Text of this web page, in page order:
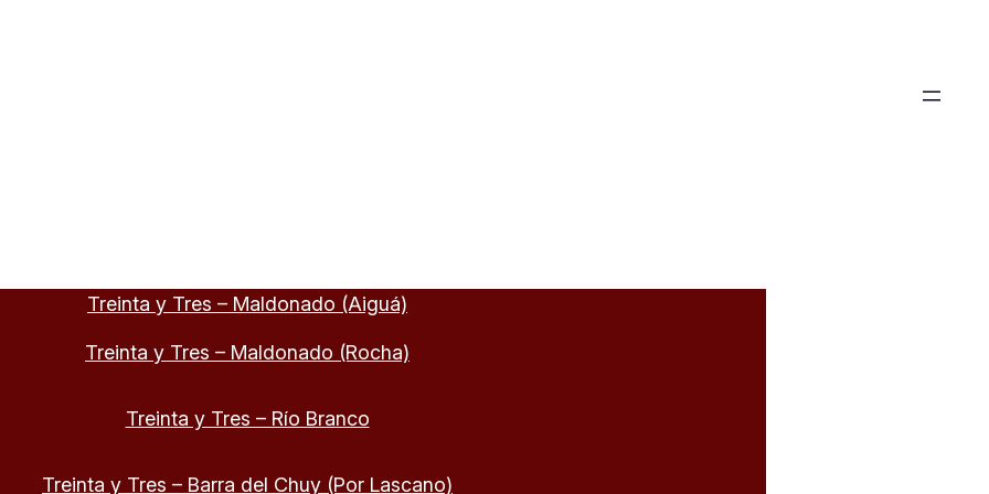
Treinta y Tres – Maldonado (Aiguá)
Treinta y Tres – Maldonado (Rocha)
Treinta y Tres – Río Branco
Treinta y Tres – Barra del Chuy (Por Lascano)